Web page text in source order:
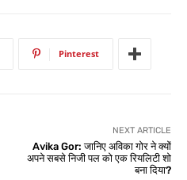
Pinterest
NEXT ARTICLE
Avika Gor: जानिए अविका गोर ने क्यों
अपने सबसे निजी पल को एक रियलिटी शो
बना दिया?